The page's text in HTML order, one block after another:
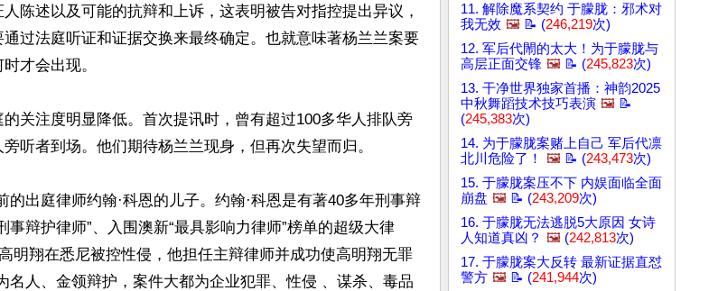
陈述以及可能的抗辩和上诉，这表明被告对指控提出异议，
过法庭听证和证据交换来最终确定。也就意味著杨兰兰案要
才会出现。
关注度明显降低。首次提讯时，曾有超过100多华人排队旁
听者到场。他们期待杨兰兰现身，但再次失望而归。
的出庭律师约翰·科恩的儿子。约翰·科恩是有著40多年刑事辩
事辩护律师”、入围澳新“最具影响力律师”榜单的超级大律
明翔在悉尼被控性侵，他担任主辩律师并成功使高明翔无罪
名人、金领辩护，案件大都为企业犯罪、性侵 、谋杀、毒品
11. 解除魔系契约 于朦胧：邪术对
我无效 🖼️ 📝 (246,219次)
12. 军后代閙的太大！为于朦胧与
高层正面交锋 🖼️ 📝 (245,823次)
13. 干净世界独家首播：神韵2025
中秋舞蹈技术技巧表演 🖼️ 📝
(245,383次)
14. 为于朦胧案赌上自己 军后代凛
北川危险了！
🖼️ 📝 (243,473次)
15. 于朦胧案压不下 内娱面临全面
崩盘 🖼️ 📝 (243,209次)
16. 于朦胧无法逃脱5大原因 女诗
人知道真凶？ 🖼️ (242,813次)
17. 于朦胧案大反转 最新证据直怼
警方 🖼️ 📝 (241,944次)